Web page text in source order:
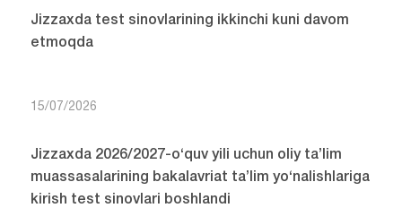
Jizzaxda test sinovlarining ikkinchi kuni davom
etmoqda
15/07/2026
Jizzaxda 2026/2027-o‘quv yili uchun oliy ta’lim
muassasalarining bakalavriat ta’lim yo‘nalishlariga
kirish test sinovlari boshlandi